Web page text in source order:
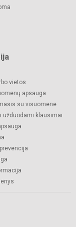
vietos
apsauga
su visuomene
užduodami klausimai